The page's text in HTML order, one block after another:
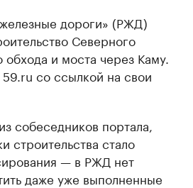
дороги» (РЖД)
Северного
и моста через Каму.
со ссылкой на свои
собеседников портала,
строительства стало
— в РЖД нет
даже уже выполненные